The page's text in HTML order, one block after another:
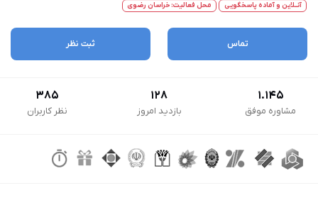
آنــلاین و آماده پاسخگویی محل فعالیت: خراسان رضوی
تماس ثبت نظر
1.145
مشاوره موفق
128
بازدید امروز
385
نظر کاربران